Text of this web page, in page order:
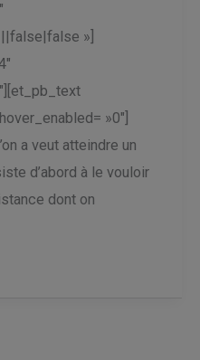
»]
»0″]
a veut atteindre un
d’abord à le vouloir
dont on